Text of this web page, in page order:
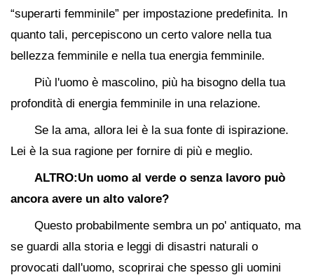
“superarti femminile” per impostazione predefinita. In
quanto tali, percepiscono un certo valore nella tua
bellezza femminile e nella tua energia femminile.
Più l'uomo è mascolino, più ha bisogno della tua
profondità di energia femminile in una relazione.
Se la ama, allora lei è la sua fonte di ispirazione.
Lei è la sua ragione per fornire di più e meglio.
ALTRO:Un uomo al verde o senza lavoro può
ancora avere un alto valore?
Questo probabilmente sembra un po' antiquato, ma
se guardi alla storia e leggi di disastri naturali o
provocati dall'uomo, scoprirai che spesso gli uomini